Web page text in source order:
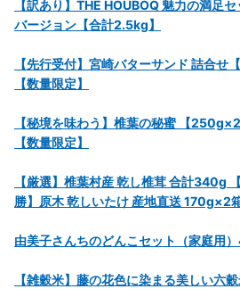
【訳あり】THE HOUBOQ 魅力の満足
バージョン【合計2.5kg】
【先行受付】宮崎バターサンド 詰合せ
【数量限定】
【秘境を味わう】椎葉の秘蜜 【
【数量限定】
【厳選】椎葉村産 乾し椎茸 合計340g
勝】原木 乾しいたけ 産地直送 170g×2
由美子さんちのどんこセット（家庭用
【雑穀米】藤の花色に染まる美しい六